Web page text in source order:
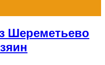
Шереметьево